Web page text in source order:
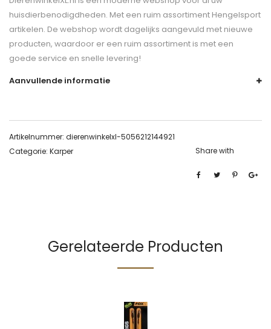
huisdierbenodigdheden. Met een ruim assortiment Hengelsport
artikelen. De webshop wordt dagelijks aangevuld met nieuwe
producten, waardoor er een ruim assortiment is met een
goede service en snelle levering!
Aanvullende informatie
Artikelnummer: dierenwinkelxl-5056212144921
Categorie: Karper Share with
Gerelateerde Producten